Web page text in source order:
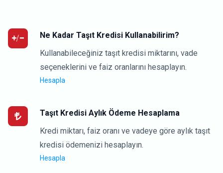
Ne Kadar Taşıt Kredisi Kullanabilirim?
Kullanabileceğiniz taşıt kredisi miktarını, vade
seçeneklerini ve faiz oranlarını hesaplayın.
Hesapla
Taşıt Kredisi Aylık Ödeme Hesaplama
Kredi miktarı, faiz oranı ve vadeye göre aylık taşıt
kredisi ödemenizi hesaplayın.
Hesapla